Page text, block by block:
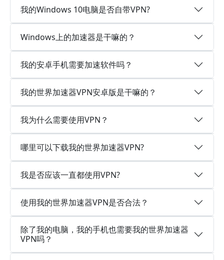
我的Windows 10电脑是否自带VPN?
Windows上的加速器是干嘛的？
我的安卓手机需要加速软件吗？
我的世界加速器VPN安卓版是干嘛的？
我为什么需要使用VPN？
哪里可以下载我的世界加速器VPN?
我是否应该一直都使用VPN?
使用我的世界加速器VPN是否合法？
除了我的电脑，我的手机也需要我的世界加速器
VPN吗？